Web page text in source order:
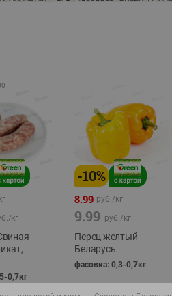
кг
0,7кг
-10%
8.99 руб./кг
9.99 руб./кг
Перец желтый
Беларусь
фасовка: 0,3-0,7кг